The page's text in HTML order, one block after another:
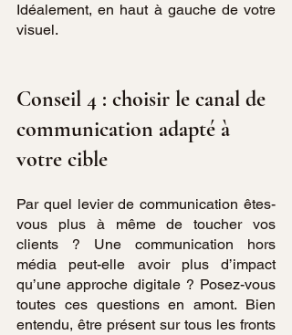
Idéalement, en haut à gauche de votre
visuel.
Conseil 4 : choisir le canal de
communication adapté à
votre cible
Par quel levier de communication êtes-
vous plus à même de toucher vos
clients ? Une communication hors
média peut-elle avoir plus d’impact
qu’une approche digitale ? Posez-vous
toutes ces questions en amont. Bien
entendu, être présent sur tous les fronts